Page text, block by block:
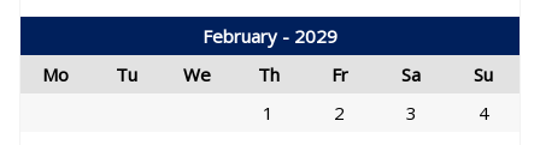
February - 2029
Mo
Tu We Th Fr Sa
Su
1
2 3
4